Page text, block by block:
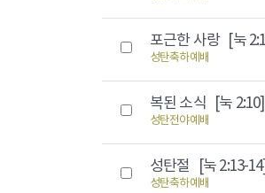
포근한 사랑 [눅
성탄축하예배
복된 소식 [눅 2:10]
성탄전야예배
성탄절 [눅 2:13-
성탄축하예배